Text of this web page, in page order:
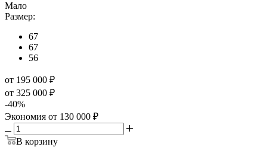
Люстра 901/24 Raylo
Размер:
67
56
от 195 000
от 325 000 ₽
40%
Экономияот 130 000₽